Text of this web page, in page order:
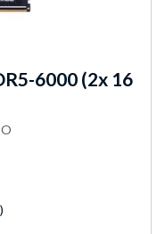
6000 (2x 16